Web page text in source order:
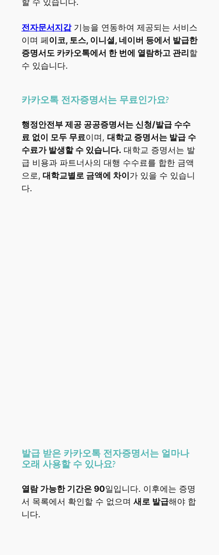
할 수 있습니다.
전자문서지갑기능을 연동하여 제공되는 서비스
이며 페 이코, 토스, 이니셜, 네이버 등에서 발급한
증명서도 카카오톡에서 한 번에 열람하고 관리 할
수 있습니다.
카카오톡 전자증명서는 무료인가요?
행정안전부 제공 공공증명서는 신청/발급 수수
료 없이 모두 무료이며, 대학교 증명서는 발급 수
수료가 발생할 수 있습니다. 대학교 증명서는 발
급 비용과 파트너사의 대행 수수료를 합한 금액
으로, 대학교별로 금액에 차이가 있을 수 있습니
다.
발급 받은 카카오톡 전자증명서는 얼마나
오래 사용할 수 있나요?
열람 가능한 기간은 90일입니다. 이후에는 증명
서 목록에서 확인할 수 없으며 새로 발급해야 합
니다.